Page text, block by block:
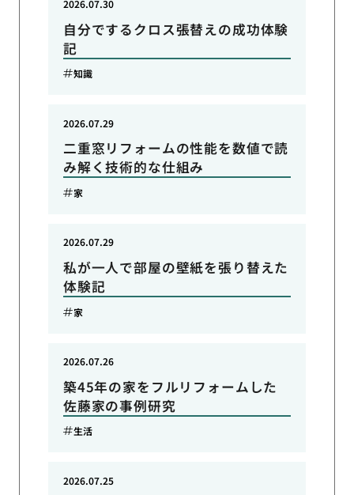
自分でするクロス張替えの成功体験
記
2026.07.30
知識
二重窓リフォームの性能を数値で読
み解く技術的な仕組み
2026.07.29
家
私が一人で部屋の壁紙を張り替えた
体験記
2026.07.29
家
築45年の家をフルリフォームした
佐藤家の事例研究
2026.07.26
生活
2026.07.25